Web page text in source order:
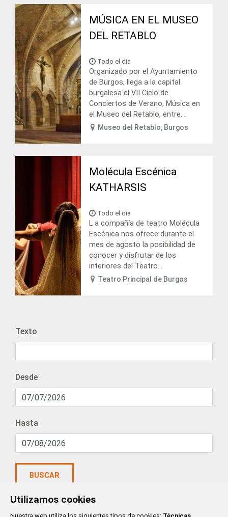
Utilizamos cookies
MÚSICA EN EL MUSEO
DEL RETABLO
Todo el dia
Organizado por el Ayuntamiento
de Burgos, llega a la capital
burgalesa el VII Ciclo de
Conciertos de Verano, Música en
el Museo del Retablo, entre...
Museo del Retablo, Burgos
Molécula Escénica
KATHARSIS
Todo el dia
L a compañía de teatro Molécula
Escénica nos ofrece durante el
mes de agosto la posibilidad de
conocer y disfrutar de los
interiores del Teatro...
Teatro Principal de Burgos
Texto
Desde
Hasta
BUSCAR